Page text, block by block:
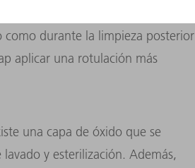
al fabricante de tecnología
como durante la limpieza posterior
aplicar una rotulación más
una capa de óxido que se
y esterilización. Además,